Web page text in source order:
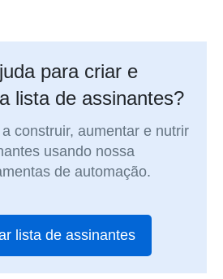
para criar e
lista de assinantes?
construir, aumentar e nutrir
usando nossa
de automação.
lista de assinantes